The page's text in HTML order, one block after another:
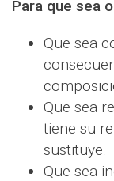
Para que sea
Que sea
Que sea
tiene su
sustituye.
​Que sea